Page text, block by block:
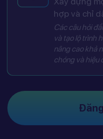
hợp và chỉ
Các câu hỏi
và tạo lộ trình
nâng cao khả
chóng và hiệu